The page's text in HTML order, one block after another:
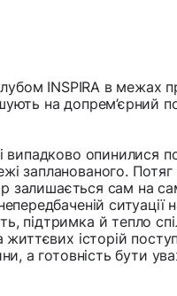
INSPIRA в межах
на допрем’єрний
випадково опинилися
запланованого. Потяг
залишається сам на
підтримка й тепло
життєвих історій
а готовність бути